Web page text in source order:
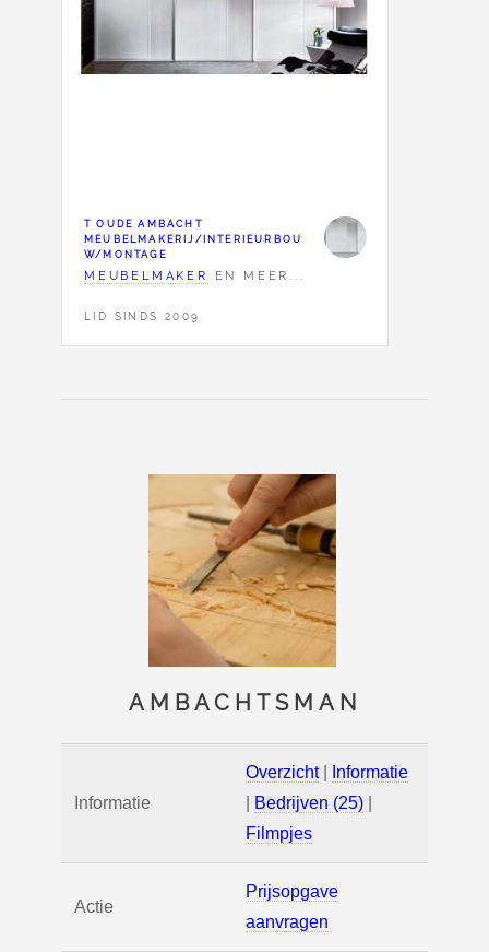
T OUDE AMBACHT
MEUBELMAKERIJ/INTERIEURBOU
W/MONTAGE
MEUBELMAKER EN MEER...
LID SINDS 2009
AMBACHTSMAN
Informatie
Overzicht|
Informatie
Bedrijven (25)
Filmpjes
Actie
Prijsopgave
aanvragen